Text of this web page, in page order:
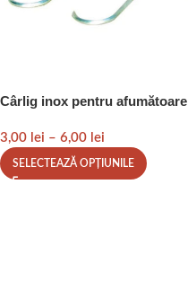
Cârlig inox pentru afumătoare
3,00 lei – 6,00 lei
SELECTEAZĂ OPȚIUNILE